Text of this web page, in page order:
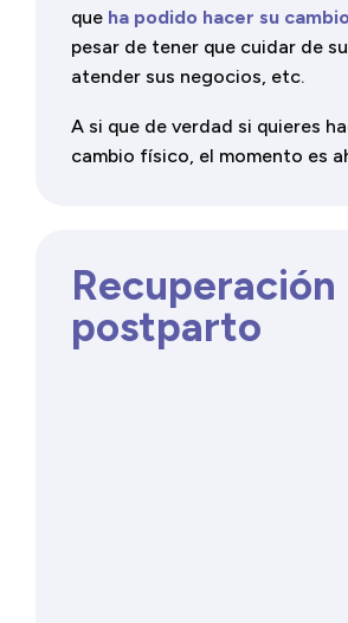
que ha podido hacer su
pesar de tener que cuidar de
atender sus negocios, etc.
A si que de verdad si quieres
cambio físico, el momento es
Recuperación
postparto